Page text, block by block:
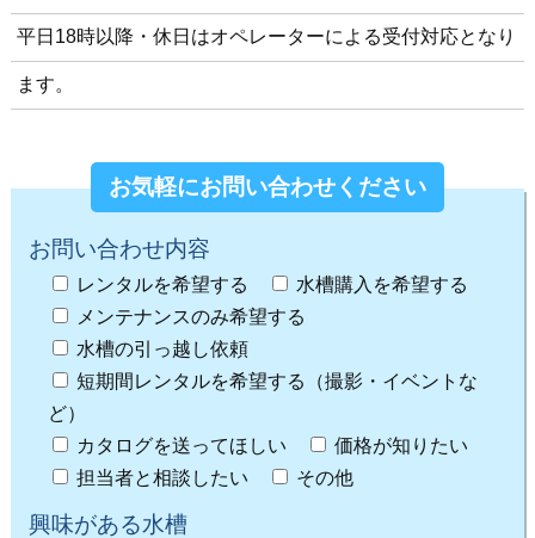
平日18時以降・休日はオペレーターによる受付対応となり
ます。
お気軽にお問い合わせください
お問い合わせ内容
レンタルを希望する
水槽購入を希望する
メンテナンスのみ希望する
水槽の引っ越し依頼
短期間レンタルを希望する（撮影・イベントな
ど）
カタログを送ってほしい
価格が知りたい
担当者と相談したい
その他
興味がある水槽